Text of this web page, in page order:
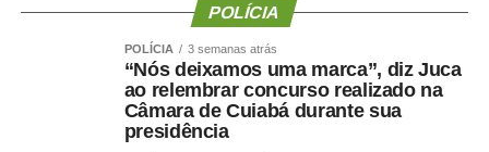
destaque foi o Hospital Estadual de Câncer, que registrou
maio e junho, passando de 25 para 79 pacientes.
Gestão destaca eficiência e qualidade da assistência
A diretora-geral da Empresa Cuiabana de Saúde Pública,
Kelluby de Oliveira, atribuiu os resultados ao trabalho
POLÍCIA
POLÍCIA 3 semanas atrás
“Nós deixamos uma marca”, diz Juca
ao relembrar concurso realizado na
Câmara de Cuiabá durante sua
presidência